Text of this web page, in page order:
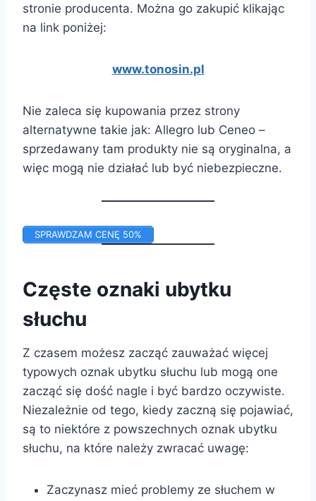
stronie producenta. Można go zakupić klikając
na link poniżej:
www.tonosin.pl
Nie zaleca się kupowania przez strony
alternatywne takie jak: Allegro lub Ceneo –
sprzedawany tam produkty nie są oryginalna, a
więc mogą nie działać lub być niebezpieczne.
SPRAWDZAM CENĘ 50%
Częste oznaki ubytku
słuchu
Z czasem możesz zacząć zauważać więcej
typowych oznak ubytku słuchu lub mogą one
zacząć się dość nagle i być bardzo oczywiste.
Niezależnie od tego, kiedy zaczną się pojawiać,
są to niektóre z powszechnych oznak ubytku
słuchu, na które należy zwracać uwagę:
Zaczynasz mieć problemy ze słuchem w